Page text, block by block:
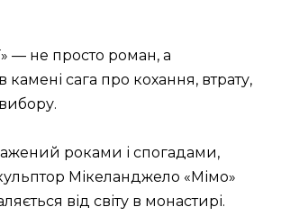
— не просто роман, а
камені сага про кохання, втрату,
роками і спогадами,
Мікеланджело «Мімо»
від світу в монастирі.